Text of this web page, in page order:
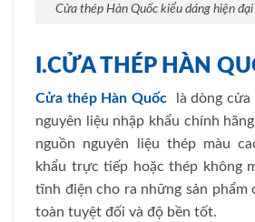
Cửa thép Hàn Quốc kiểu dáng hiện
I.CỬA THÉP HÀN
Cửa thép Hàn Quốc
là dòng
nguyên liệu nhập khẩu chính
nguồn nguyên liệu thép màu
khẩu trực tiếp hoặc thép không
tĩnh điện cho ra những sản phẩm
toàn tuyệt đối và độ bền tốt.